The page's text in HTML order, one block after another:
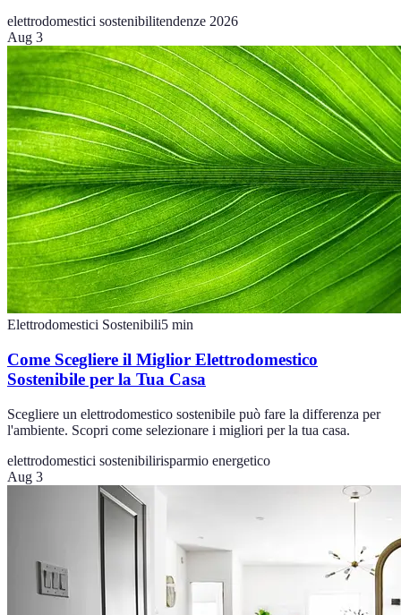
elettrodomestici sostenibilitendenze 2026
Aug 3
Elettrodomestici Sostenibili5 min
Come Scegliere il Miglior Elettrodomestico
Sostenibile per la Tua Casa
Scegliere un elettrodomestico sostenibile può fare la differenza per
l'ambiente. Scopri come selezionare i migliori per la tua casa.
elettrodomestici sostenibilirisparmio energetico
Aug 3